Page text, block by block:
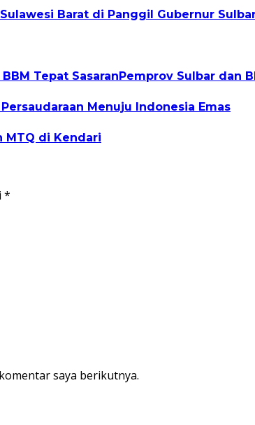
Barat di Panggil Gubernur
Tepat SasaranPemprov Sulbar dan
Menuju Indonesia Emas
MTQ di Kendari
*
saya berikutnya.